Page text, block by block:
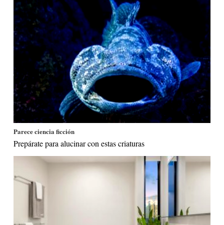
Parece ciencia ficción
Prepárate para alucinar con estas criaturas